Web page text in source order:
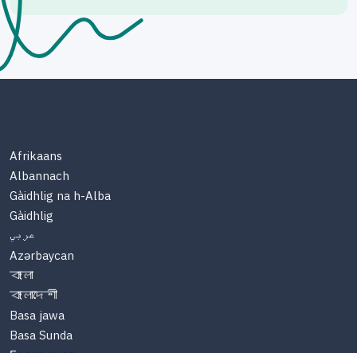
Afrikaans
Albannach
Gàidhlig na h-Alba
Gàidhlig
عربي
Azərbaycan
বাংলা
বাংলাদেশী
Basa jawa
Basa Sunda